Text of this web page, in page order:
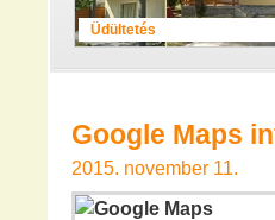
Üdültetés
Google Maps
2015. november 11.